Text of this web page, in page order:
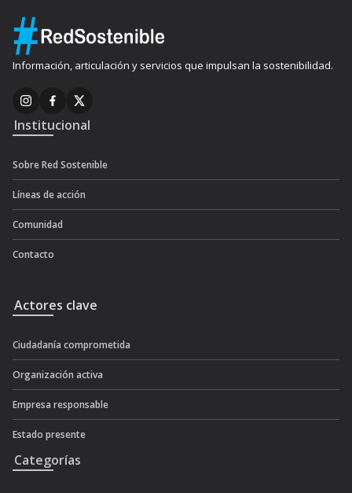
Información, articulación y servicios que impulsan la sostenibilidad.
Institucional
Sobre Red Sostenible
Líneas de acción
Comunidad
Contacto
Actores clave
Ciudadanía comprometida
Organización activa
Empresa responsable
Estado presente
Categorías